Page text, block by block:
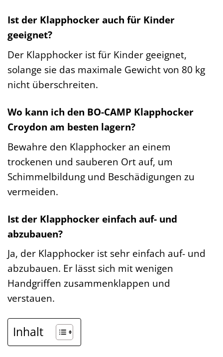
Ist der Klapphocker auch für Kinder
geeignet?
Der Klapphocker ist für Kinder geeignet,
solange sie das maximale Gewicht von 80 kg
nicht überschreiten.
Wo kann ich den BO-CAMP Klapphocker
Croydon am besten lagern?
Bewahre den Klapphocker an einem
trockenen und sauberen Ort auf, um
Schimmelbildung und Beschädigungen zu
vermeiden.
Ist der Klapphocker einfach auf- und
abzubauen?
Ja, der Klapphocker ist sehr einfach auf- und
abzubauen. Er lässt sich mit wenigen
Handgriffen zusammenklappen und
verstauen.
Inhalt